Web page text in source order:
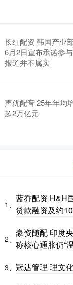
长红配资 韩国产业
6月2日宣布承诺参
报道并不属实
声优配音 25年年均
超2万亿元
1、
蓝乔配资 H&H
贷款融资及约
2、
豪资随配 印度
称核心通胀仍“
3、 冠达管理 理文